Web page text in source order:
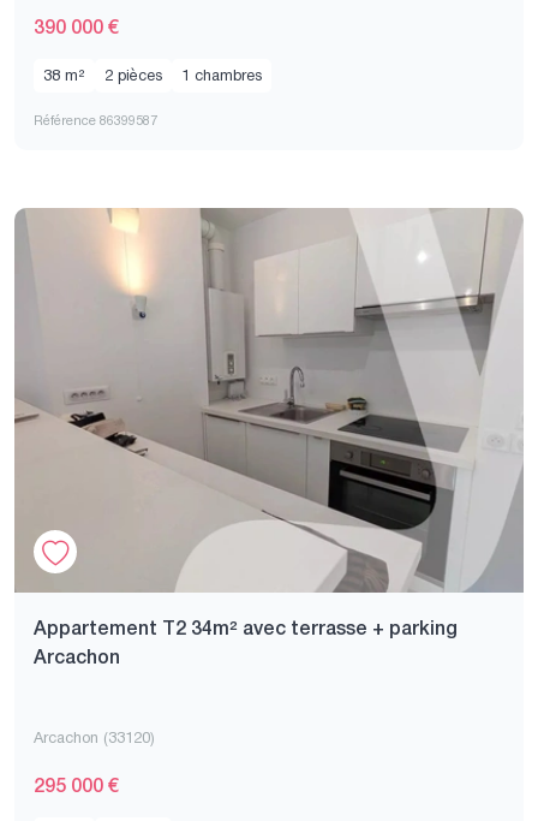
390 000 €
38 m² 2 pièces 1 chambres
Référence 86399587
Appartement T2 34m² avec terrasse + parking
Arcachon
Arcachon (33120)
295 000 €